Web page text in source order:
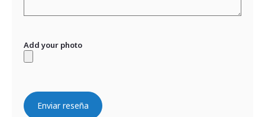
Add your photo
Enviar reseña